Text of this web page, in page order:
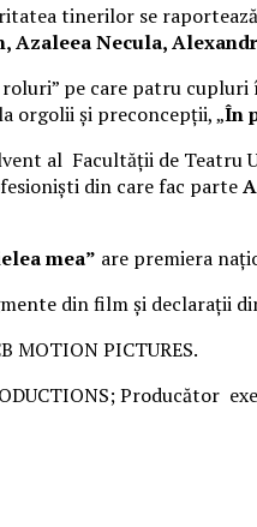
tinerilor se
Azaleea Necula,
roluri” pe care patru
orgolii și preconcepții, „În
al Facultății de Teatru
din care fac parte
mea” are premiera
din film și declarații
MOTION PICTURES.
Producător